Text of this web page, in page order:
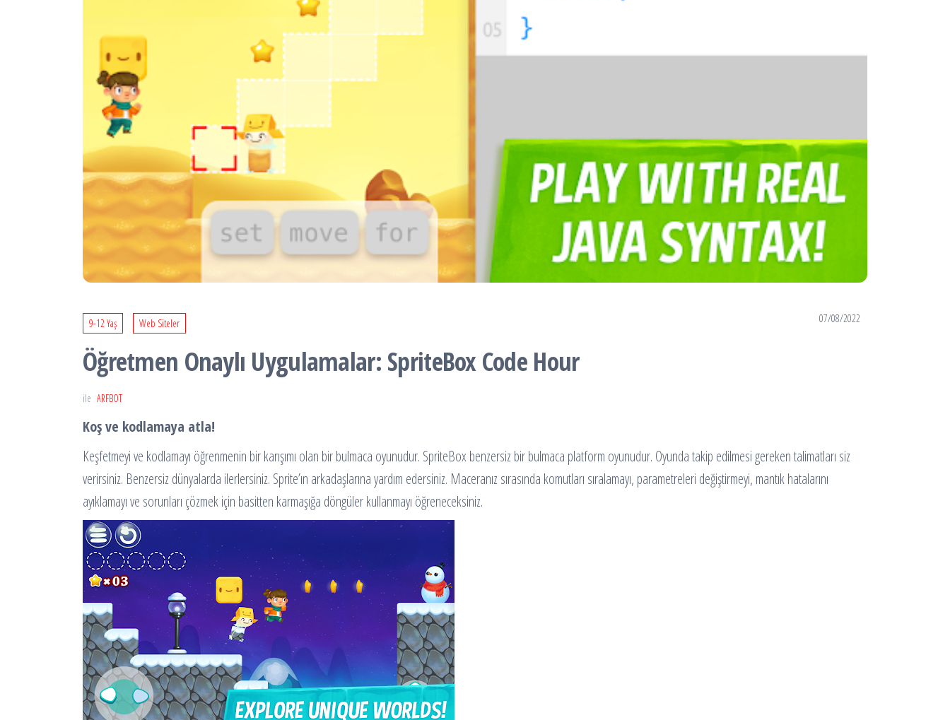
9-12 Yaş Web Siteler 07/08/2022
Öğretmen Onaylı Uygulamalar: SpriteBox Code Hour
ile ARFBOT
Koş ve kodlamaya atla!
Keşfetmeyi ve kodlamayı öğrenmenin bir karışımı olan bir bulmaca oyunudur. SpriteBox benzersiz bir bulmaca platform oyunudur. Oyunda takip edilmesi gereken talimatları siz
verirsiniz. Benzersiz dünyalarda ilerlersiniz. Sprite’ın arkadaşlarına yardım edersiniz. Maceranız sırasında komutları sıralamayı, parametreleri değiştirmeyi, mantık hatalarını
ayıklamayı ve sorunları çözmek için basitten karmaşığa döngüler kullanmayı öğreneceksiniz.